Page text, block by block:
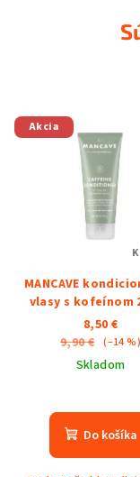
Akcia
MANCAVE
vlasy s kofeínom
8,50 €
9,90 € (–14 %)
Skladom
Do košíka